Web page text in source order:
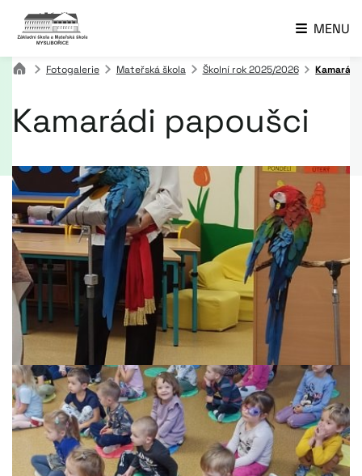
MENU
Fotogalerie Mateřská škola Školní rok 2025/2026
Kamarádi papoušci